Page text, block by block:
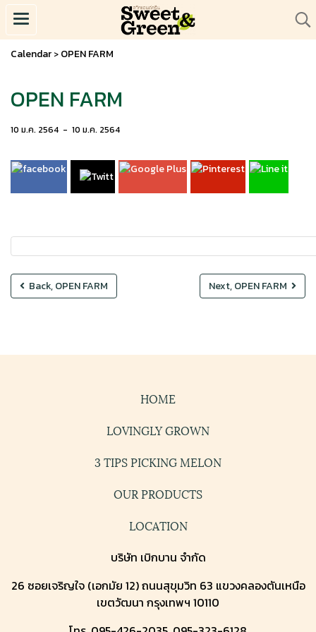
Calendar > OPEN FARM
OPEN FARM
10 ม.ค. 2564 - 10 ม.ค. 2564
Back, OPEN FARM Next, OPEN FARM
HOME
LOVINGLY GROWN
3 TIPS PICKING MELON
OUR PRODUCTS
LOCATION
บริษัท เบิกบาน จำกัด
26 ซอยเจริญใจ (เอกมัย 12) ถนนสุขุมวิท 63 แขวงคลองตันเหนือ
เขตวัฒนา กรุงเทพฯ 10110